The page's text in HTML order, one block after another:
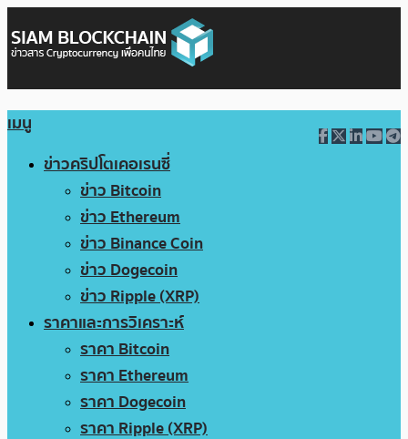
เมนู
ข่าวคริปโตเคอเรนซี่
ข่าว Bitcoin
ข่าว Ethereum
ข่าว Binance Coin
ข่าว Dogecoin
ข่าว Ripple (XRP)
ราคาและการวิเคราะห์
ราคา Bitcoin
ราคา Ethereum
ราคา Dogecoin
ราคา Ripple (XRP)